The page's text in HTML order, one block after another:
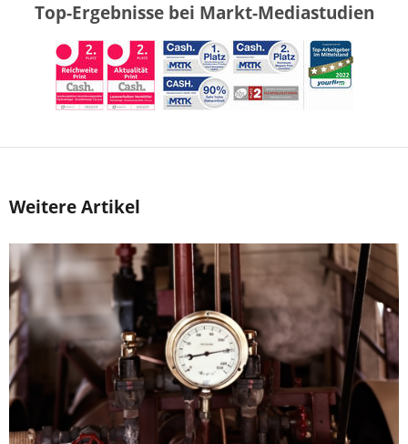
Top-Ergebnisse bei Markt-Mediastudien
Weitere Artikel